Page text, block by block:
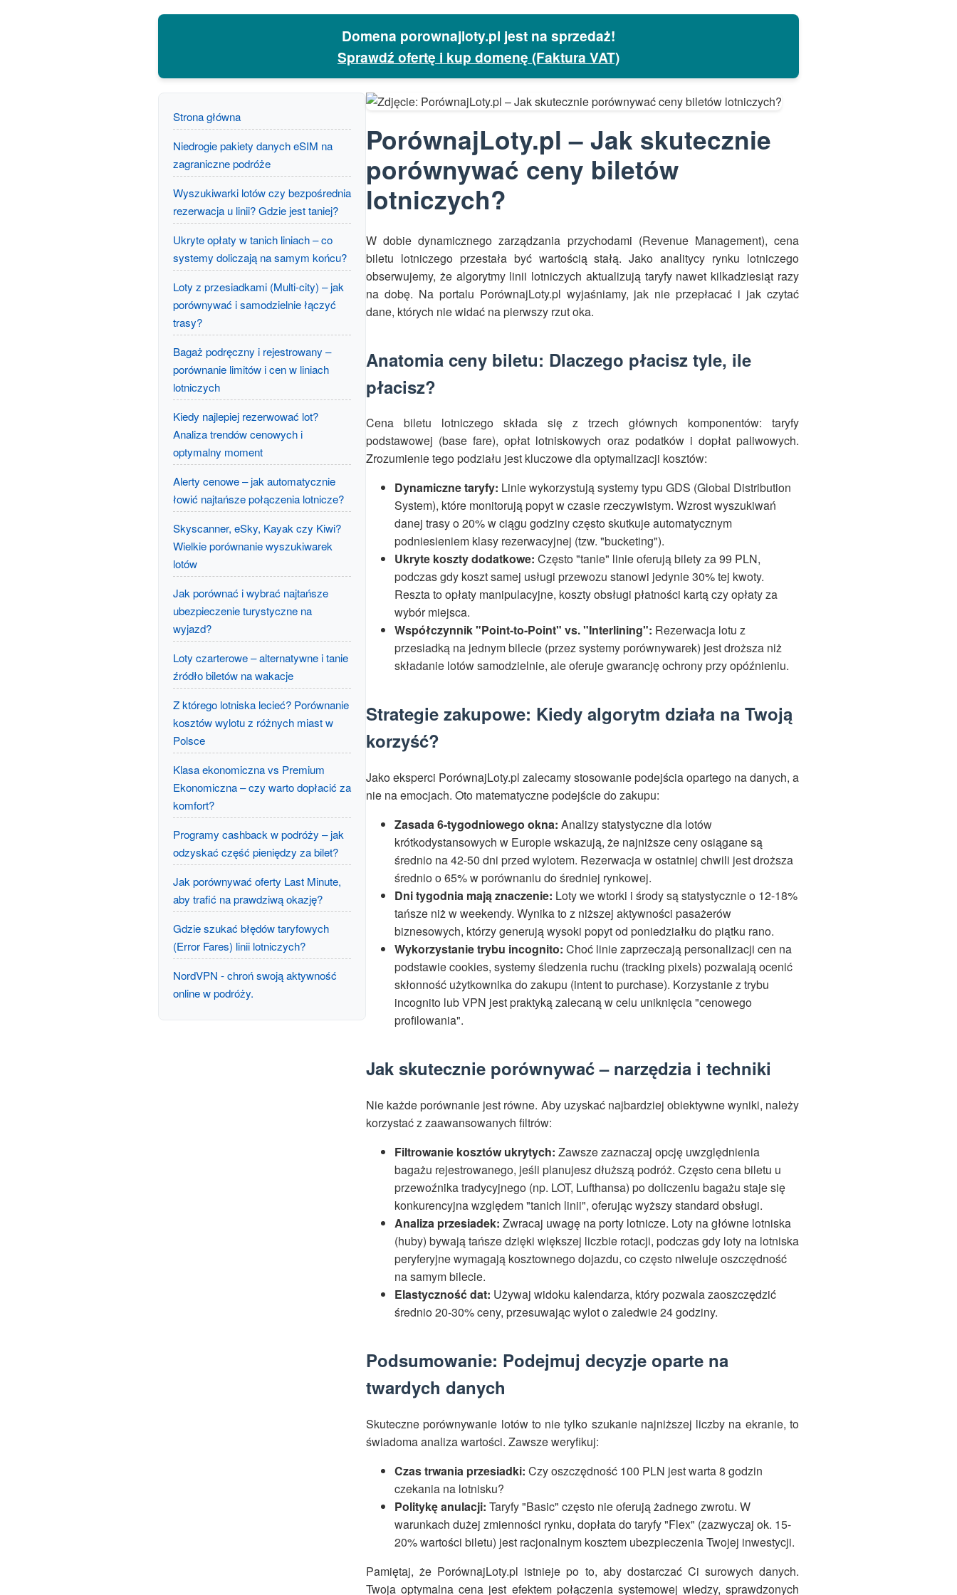
Domena porownajloty.pl jest na sprzedaż!
Sprawdź ofertę i kup domenę (Faktura VAT)
Strona główna
Niedrogie pakiety danych eSIM na
zagraniczne podróże
Wyszukiwarki lotów czy bezpośrednia
rezerwacja u linii? Gdzie jest taniej?
Ukryte opłaty w tanich liniach – co
systemy doliczają na samym końcu?
Loty z przesiadkami (Multi-city) – jak
porównywać i samodzielnie łączyć
trasy?
Bagaż podręczny i rejestrowany –
porównanie limitów i cen w liniach
lotniczych
Kiedy najlepiej rezerwować lot?
Analiza trendów cenowych i
optymalny moment
Alerty cenowe – jak automatycznie
łowić najtańsze połączenia lotnicze?
Skyscanner, eSky, Kayak czy Kiwi?
Wielkie porównanie wyszukiwarek
lotów
Jak porównać i wybrać najtańsze
ubezpieczenie turystyczne na
wyjazd?
Loty czarterowe – alternatywne i tanie
źródło biletów na wakacje
Z którego lotniska lecieć? Porównanie
kosztów wylotu z różnych miast w
Polsce
Klasa ekonomiczna vs Premium
Ekonomiczna – czy warto dopłacić za
komfort?
Programy cashback w podróży – jak
odzyskać część pieniędzy za bilet?
Jak porównywać oferty Last Minute,
aby trafić na prawdziwą okazję?
Gdzie szukać błędów taryfowych
(Error Fares) linii lotniczych?
NordVPN - chroń swoją aktywność
online w podróży.
PorównajLoty.pl – Jak skutecznie
porównywać ceny biletów
lotniczych?
W dobie dynamicznego zarządzania przychodami (Revenue Management), cena
biletu lotniczego przestała być wartością stałą. Jako analitycy rynku lotniczego
obserwujemy, że algorytmy linii lotniczych aktualizują taryfy nawet kilkadziesiąt razy
na dobę. Na portalu PorównajLoty.pl wyjaśniamy, jak nie przepłacać i jak czytać
dane, których nie widać na pierwszy rzut oka.
Anatomia ceny biletu: Dlaczego płacisz tyle, ile
płacisz?
Cena biletu lotniczego składa się z trzech głównych komponentów: taryfy
podstawowej (base fare), opłat lotniskowych oraz podatków i dopłat paliwowych.
Zrozumienie tego podziału jest kluczowe dla optymalizacji kosztów:
Dynamiczne taryfy: Linie wykorzystują systemy typu GDS (Global Distribution
System), które monitorują popyt w czasie rzeczywistym. Wzrost wyszukiwań
danej trasy o 20% w ciągu godziny często skutkuje automatycznym
podniesieniem klasy rezerwacyjnej (tzw. "bucketing").
Ukryte koszty dodatkowe: Często "tanie" linie oferują bilety za 99 PLN,
podczas gdy koszt samej usługi przewozu stanowi jedynie 30% tej kwoty.
Reszta to opłaty manipulacyjne, koszty obsługi płatności kartą czy opłaty za
wybór miejsca.
Współczynnik "Point-to-Point" vs. "Interlining": Rezerwacja lotu z
przesiadką na jednym bilecie (przez systemy porównywarek) jest droższa niż
składanie lotów samodzielnie, ale oferuje gwarancję ochrony przy opóźnieniu.
Strategie zakupowe: Kiedy algorytm działa na Twoją
korzyść?
Jako eksperci PorównajLoty.pl zalecamy stosowanie podejścia opartego na danych, a
nie na emocjach. Oto matematyczne podejście do zakupu:
Zasada 6-tygodniowego okna: Analizy statystyczne dla lotów
krótkodystansowych w Europie wskazują, że najniższe ceny osiągane są
średnio na 42-50 dni przed wylotem. Rezerwacja w ostatniej chwili jest droższa
średnio o 65% w porównaniu do średniej rynkowej.
Dni tygodnia mają znaczenie: Loty we wtorki i środy są statystycznie o 12-18%
tańsze niż w weekendy. Wynika to z niższej aktywności pasażerów
biznesowych, którzy generują wysoki popyt od poniedziałku do piątku rano.
Wykorzystanie trybu incognito: Choć linie zaprzeczają personalizacji cen na
podstawie cookies, systemy śledzenia ruchu (tracking pixels) pozwalają ocenić
skłonność użytkownika do zakupu (intent to purchase). Korzystanie z trybu
incognito lub VPN jest praktyką zalecaną w celu uniknięcia "cenowego
profilowania".
Jak skutecznie porównywać – narzędzia i techniki
Nie każde porównanie jest równe. Aby uzyskać najbardziej obiektywne wyniki, należy
korzystać z zaawansowanych filtrów:
Filtrowanie kosztów ukrytych: Zawsze zaznaczaj opcję uwzględnienia
bagażu rejestrowanego, jeśli planujesz dłuższą podróż. Często cena biletu u
przewoźnika tradycyjnego (np. LOT, Lufthansa) po doliczeniu bagażu staje się
konkurencyjna względem "tanich linii", oferując wyższy standard obsługi.
Analiza przesiadek: Zwracaj uwagę na porty lotnicze. Loty na główne lotniska
(huby) bywają tańsze dzięki większej liczbie rotacji, podczas gdy loty na lotniska
peryferyjne wymagają kosztownego dojazdu, co często niweluje oszczędność
na samym bilecie.
Elastyczność dat: Używaj widoku kalendarza, który pozwala zaoszczędzić
średnio 20-30% ceny, przesuwając wylot o zaledwie 24 godziny.
Podsumowanie: Podejmuj decyzje oparte na
twardych danych
Skuteczne porównywanie lotów to nie tylko szukanie najniższej liczby na ekranie, to
świadoma analiza wartości. Zawsze weryfikuj:
Czas trwania przesiadki: Czy oszczędność 100 PLN jest warta 8 godzin
czekania na lotnisku?
Politykę anulacji: Taryfy "Basic" często nie oferują żadnego zwrotu. W
warunkach dużej zmienności rynku, dopłata do taryfy "Flex" (zazwyczaj ok. 15-
20% wartości biletu) jest racjonalnym kosztem ubezpieczenia Twojej inwestycji.
Pamiętaj, że PorównajLoty.pl istnieje po to, aby dostarczać Ci surowych danych.
Twoja optymalna cena jest efektem połączenia systemowej wiedzy, sprawdzonych